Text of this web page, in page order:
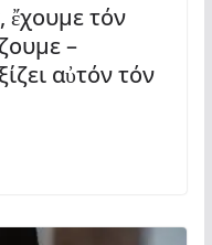
ἔχουμε τόν
–
αὐτόν τόν